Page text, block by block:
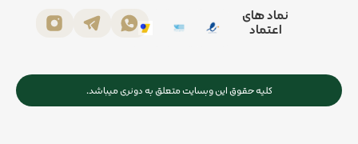
نماد های
اعتماد
کلیه حقوق این وبسایت متعلق به دونری میباشد.